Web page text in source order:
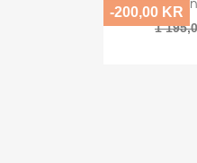
1
-200,00 KR